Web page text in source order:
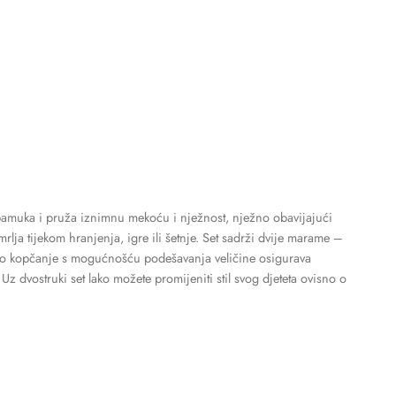
i pruža iznimnu mekoću i nježnost, nježno obavijajući
tijekom hranjenja, igre ili šetnje. Set sadrži dvije marame –
s mogućnošću podešavanja veličine osigurava
dvostruki set lako možete promijeniti stil svog djeteta ovisno o